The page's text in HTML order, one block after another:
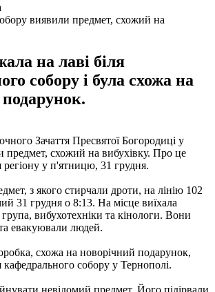
виявили предмет, схожий на
на лаві біля
собору і була схожа на
Зачаття Пресвятої Богородиці у
предмет, схожий на вибухівку. Про це
регіону у п'ятницю, 31 грудня.
з якого стирчали дроти, на лінію 102
31 грудня о 8:13. На місце виїхала
вибухотехніки та кінологи. Вони
евакуювали людей.
схожа на новорічний подарунок,
кафедрального собору у Тернополі.
невідомий предмет. Його підірвали